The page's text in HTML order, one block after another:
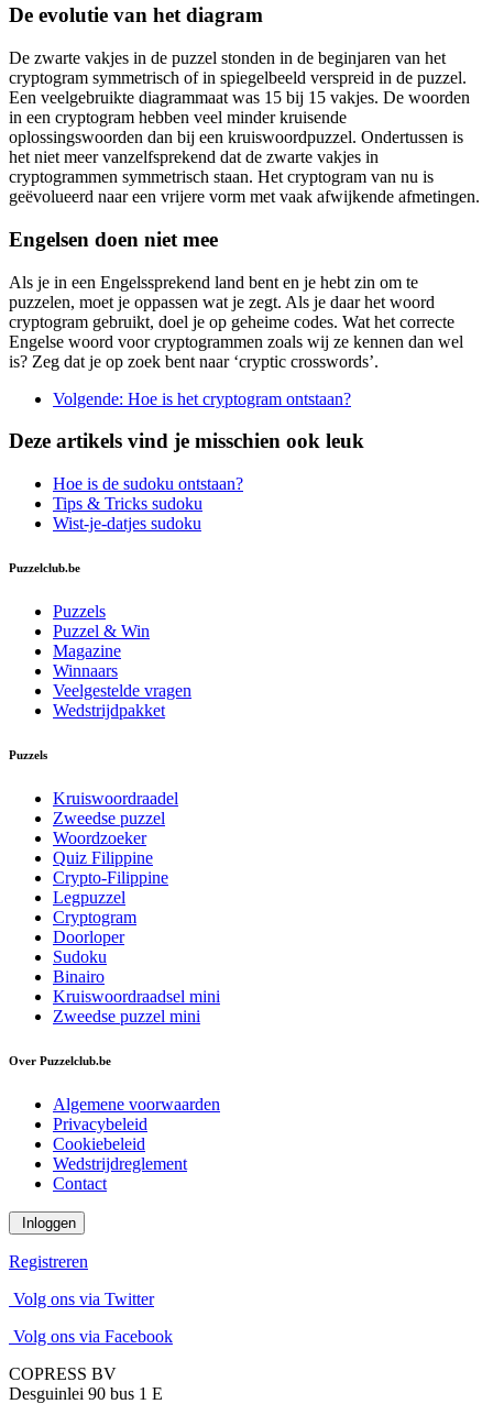
De evolutie van het diagram
De zwarte vakjes in de puzzel stonden in de beginjaren van het
cryptogram symmetrisch of in spiegelbeeld verspreid in de puzzel.
Een veelgebruikte diagrammaat was 15 bij 15 vakjes. De woorden
in een cryptogram hebben veel minder kruisende
oplossingswoorden dan bij een kruiswoordpuzzel. Ondertussen is
het niet meer vanzelfsprekend dat de zwarte vakjes in
cryptogrammen symmetrisch staan. Het cryptogram van nu is
geëvolueerd naar een vrijere vorm met vaak afwijkende afmetingen.
Engelsen doen niet mee
Als je in een Engelssprekend land bent en je hebt zin om te
puzzelen, moet je oppassen wat je zegt. Als je daar het woord
cryptogram gebruikt, doel je op geheime codes. Wat het correcte
Engelse woord voor cryptogrammen zoals wij ze kennen dan wel
is? Zeg dat je op zoek bent naar ‘cryptic crosswords’.
Volgende: Hoe is het cryptogram ontstaan?
Deze artikels vind je misschien ook leuk
Hoe is de sudoku ontstaan?
Tips & Tricks sudoku
Wist-je-datjes sudoku
Puzzelclub.be
Puzzels
Puzzel & Win
Magazine
Winnaars
Veelgestelde vragen
Wedstrijdpakket
Puzzels
Kruiswoordraadel
Zweedse puzzel
Woordzoeker
Quiz Filippine
Crypto-Filippine
Legpuzzel
Cryptogram
Doorloper
Sudoku
Binairo
Kruiswoordraadsel mini
Zweedse puzzel mini
Over Puzzelclub.be
Algemene voorwaarden
Privacybeleid
Cookiebeleid
Wedstrijdreglement
Contact
Inloggen
Registreren
Volg ons via Twitter
Volg ons via Facebook
COPRESS BV
Desguinlei 90 bus 1 E